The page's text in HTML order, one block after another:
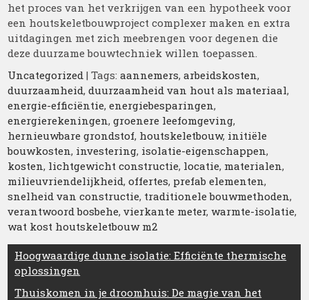
het proces van het verkrijgen van een hypotheek voor
een houtskeletbouwproject complexer maken en extra
uitdagingen met zich meebrengen voor degenen die
deze duurzame bouwtechniek willen toepassen.
Uncategorized | Tags:aannemers,arbeidskosten,
duurzaamheid,duurzaamheid van hout als materiaal,
energie-efficiëntie,energiebesparingen,
energierekeningen,groenere leefomgeving,
hernieuwbare grondstof, houtskeletbouw, initiële
bouwkosten, investering, isolatie-eigenschappen,
kosten, lichtgewicht constructie, locatie, materialen,
milieuvriendelijkheid,offertes, prefab elementen,
snelheid van constructie, traditionele bouwmethoden,
verantwoord bosbehe,vierkante meter,warmte-isolatie,
wat kost houtskeletbouw m2
Berichtnavigatie
Hoogwaardige dunne isolatie: Efficiënte thermische
oplossingen
Thuiskomen in je droomhuis: De magie van het